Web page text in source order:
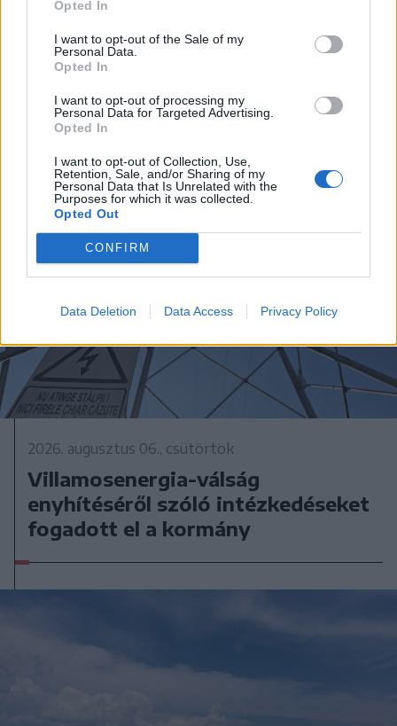
Opted In
I want to opt-out of the Sale of my
Personal Data.
Opted In
I want to opt-out of processing my
Personal Data for Targeted Advertising.
Opted In
I want to opt-out of Collection, Use,
Retention, Sale, and/or Sharing of my
Personal Data that Is Unrelated with the
Purposes for which it was collected.
Opted Out
CONFIRM
Data Deletion Data Access Privacy Policy
2026. augusztus 06., csütörtök
Netflixen kaphatunk először
betekintést a Grand Theft Auto VI
játékmenetébe
2026. augusztus 06., csütörtök
Villamosenergia-válság
enyhítéséről szóló intézkedéseket
fogadott el a kormány